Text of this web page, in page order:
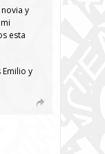
y
esta
y